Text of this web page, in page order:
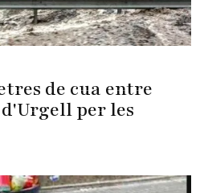
de cua entre
per les